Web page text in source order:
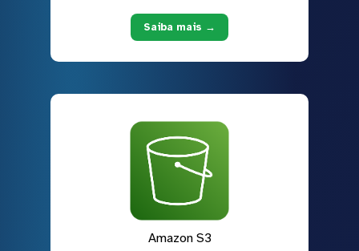
Saiba mais →
Amazon S3